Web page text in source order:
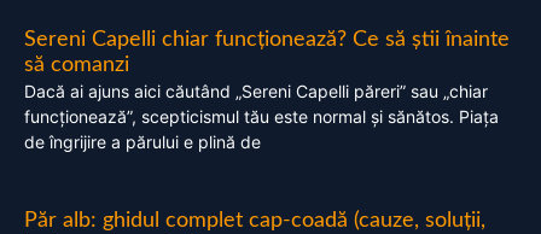
Sereni Capelli chiar funcționează? Ce să știi înainte
să comanzi
Dacă ai ajuns aici căutând „Sereni Capelli păreri” sau „chiar
funcționează”, scepticismul tău este normal și sănătos. Piața
de îngrijire a părului e plină de
Păr alb: ghidul complet cap-coadă (cauze, soluții,